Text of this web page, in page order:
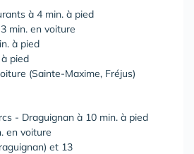
à 4 min. à pied
min. en voiture
à pied
pied
(Sainte-Maxime, Fréjus)
- Draguignan à 10 min. à pied
en voiture
et 13